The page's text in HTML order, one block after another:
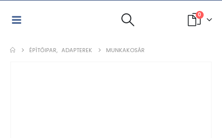
0
ÉPÍTŐIPAR, ADAPTEREK MUNKAKOSÁR